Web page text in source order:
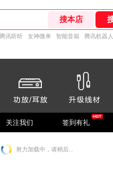
腾讯听听 女神微单 智能音箱 腾讯机器人
关注我们 签到有礼
努力加载中，请稍后...